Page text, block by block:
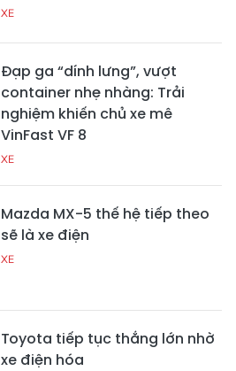
XE
Đạp ga “dính lưng”, vượt
container nhẹ nhàng: Trải
nghiệm khiến chủ xe mê
VinFast VF 8
XE
Mazda MX-5 thế hệ tiếp theo
sẽ là xe điện
XE
Toyota tiếp tục thắng lớn nhờ
xe điện hóa